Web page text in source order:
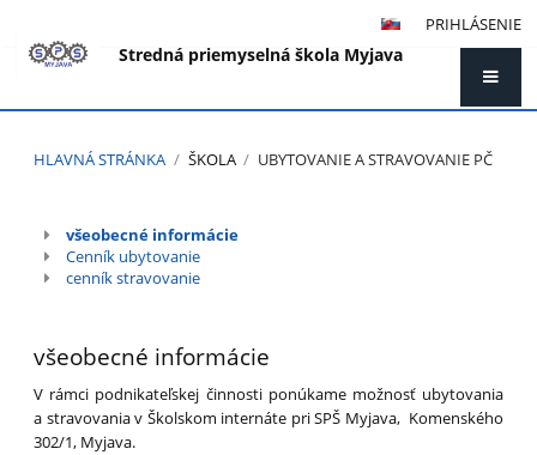
PRIHLÁSENIE
Stredná priemyselná škola Myjava
HLAVNÁ STRÁNKA / ŠKOLA / UBYTOVANIE A STRAVOVANIE PČ
Ubytovanie
stravovanie
všeobecné informácie
Cenník ubytovanie
cenník stravovanie
všeobecné informácie
V rámci podnikateľskej činnosti ponúkame možnosť ubytovania
a stravovania v Školskom internáte pri SPŠ Myjava, Komenského
302/1, Myjava.